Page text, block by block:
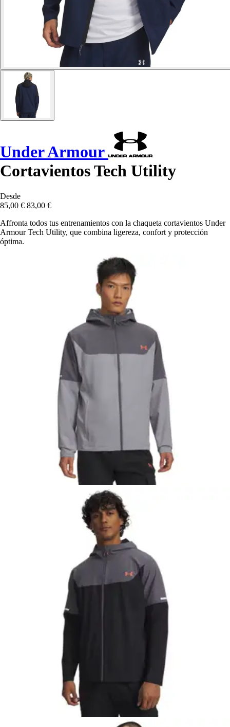
Under Armour
Cortavientos Tech Utility
Desde
85,00 € 83,00 €
Affronta todos tus entrenamientos con la chaqueta cortavientos Under
Armour Tech Utility, que combina ligereza, confort y protección
óptima.